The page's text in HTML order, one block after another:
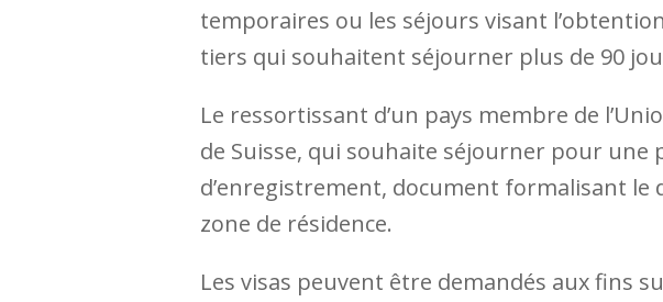
temporaires ou les séjours visant
tiers qui souhaitent séjourner plus de 90
Le ressortissant d’un pays membre de
de Suisse, qui souhaite séjourner pour
d’enregistrement, document formalisant
zone de résidence.
Les visas peuvent être demandés aux fins